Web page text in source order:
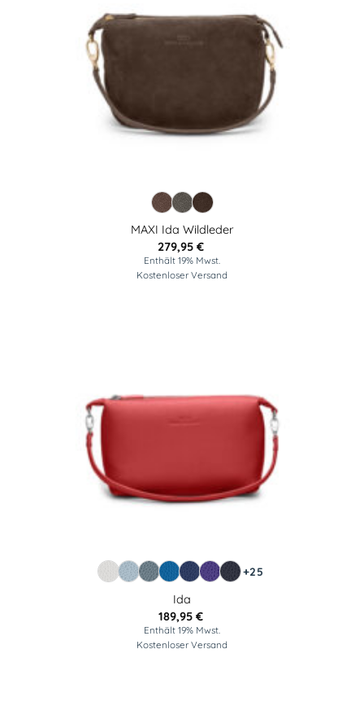
MAXI Ida Wildleder
279,95 €
Enthält 19% Mwst.
Kostenloser Versand
+25
Ida
189,95 €
Enthält 19% Mwst.
Kostenloser Versand